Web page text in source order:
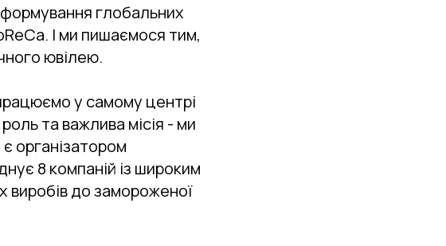
формування глобальних
І ми пишаємося тим,
ювілею.
у самому центрі
роль та важлива місія - ми
організатором
8 компаній із широким
виробів до замороженої